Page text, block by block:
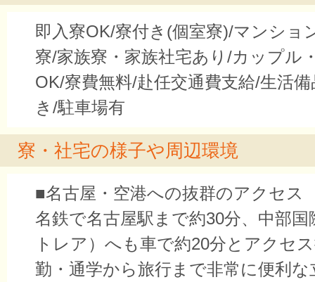
即入寮OK/寮付き(個室寮)/マンショ
寮/家族寮・家族社宅あり/カップル
OK/寮費無料/赴任交通費支給/生活
き/駐車場有
寮・社宅の様子や周辺環境
■名古屋・空港への抜群のアクセス
名鉄で名古屋駅まで約30分、中部国
トレア）へも車で約20分とアクセ
勤・通学から旅行まで非常に便利な